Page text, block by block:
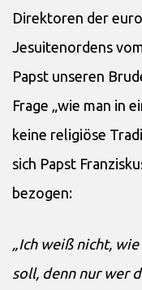
Direktoren der
Jesuitenordens
Papst unseren
Frage „wie man in
keine religiöse
sich Papst
bezogen:
„Ich weiß nicht,
soll, denn nur wer